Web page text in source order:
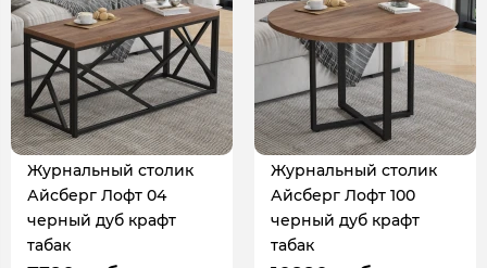
Журнальный столик
Айсберг Лофт 04
черный дуб крафт
табак
Журнальный столик
Айсберг Лофт 100
черный дуб крафт
табак